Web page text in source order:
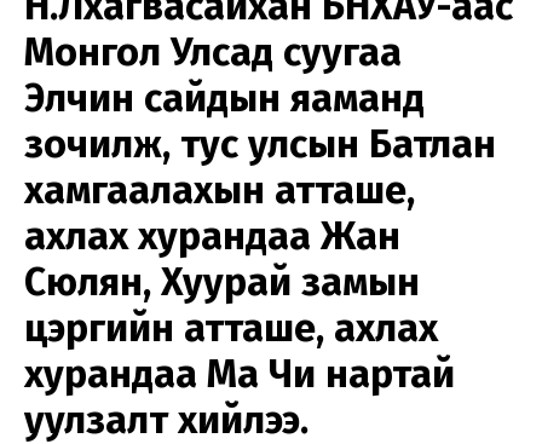
Монгол Улсад суугаа
Элчин сайдын яаманд
зочилж, тус улсын Батлан
хамгаалахын атташе,
ахлах хурандаа Жан
Сюлян, Хуурай замын
цэргийн атташе, ахлах
хурандаа Ма Чи нартай
уулзалт хийлээ.